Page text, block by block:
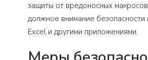
защиты от вредоносных
должное внимание безопасности
Excel и другими приложениями.